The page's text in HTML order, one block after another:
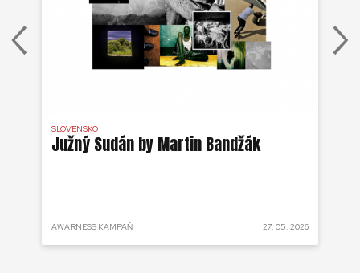
SLOVENSKO
Južný Sudán by Martin Bandžák
AWARNESS KAMPAŇ 27. 05. 2026